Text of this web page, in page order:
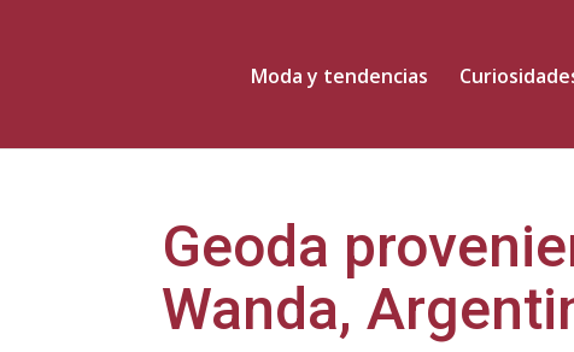
Moda y tendencias
Geoda
Wanda,